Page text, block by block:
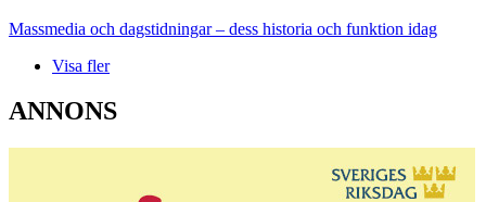
Massmedia och dagstidningar – dess historia och funktion idag
Visa fler
ANNONS